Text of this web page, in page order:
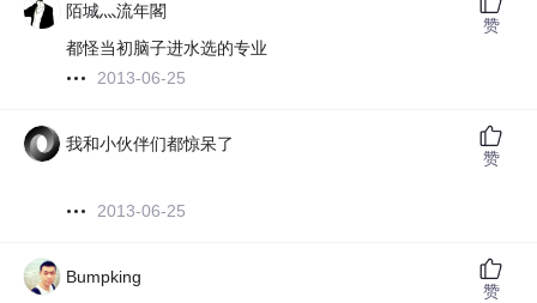
陌城灬流年閣
都怪当初脑子进水选的专业
2013-06-25
赞
我和小伙伴们都惊呆了
2013-06-25
赞
Bumpking
赞